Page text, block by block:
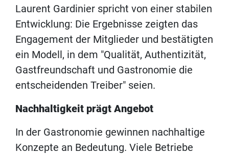
Laurent Gardinier spricht von einer stabilen
Entwicklung: Die Ergebnisse zeigten das
Engagement der Mitglieder und bestätigten
ein Modell, in dem "Qualität, Authentizität,
Gastfreundschaft und Gastronomie die
entscheidenden Treiber" seien.
Nachhaltigkeit prägt Angebot
In der Gastronomie gewinnen nachhaltige
Konzepte an Bedeutung. Viele Betriebe